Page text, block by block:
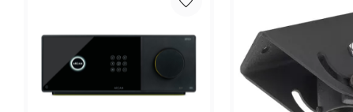
Lägg till i favoriter